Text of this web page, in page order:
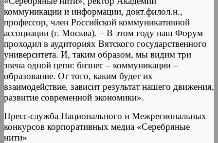
коммуникации и информации, докт.филол.н.,
профессор, член Российской коммуникативной
ассоциации (г. Москва). – В этом году наш Форум
проходил в аудиториях Вятского государственного
университета. И, таким образом, мы видим три
звена одной цепи: бизнес – коммуникации –
образование. От того, каким будет их
взаимодействие, зависит результат нашего движения,
развитие современной экономики».
Пресс-служба Национального и Межрегиональных
конкурсов корпоративных медиа «Серебряные
нити»